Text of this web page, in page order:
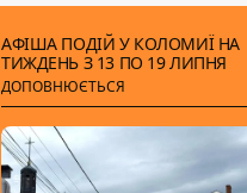
АФІША ПОДІЙ У КОЛОМИЇ НА
ТИЖДЕНЬ З 13 ПО 19 ЛИПНЯ
ДОПОВНЮЄТЬСЯ